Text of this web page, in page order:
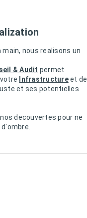
nous realisons un
& Audit permet
Infrastructureet de
et ses potentielles
decouvertes pour ne